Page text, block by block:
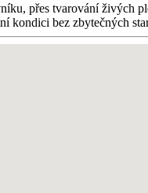
přes tvarování živých
kondici bez zbytečných